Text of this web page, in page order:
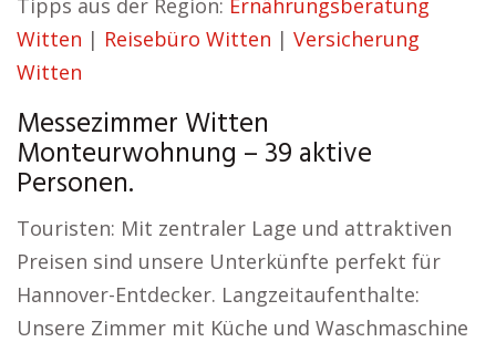
Tipps aus der Region: Ernährungsberatung
Witten | Reisebüro Witten | Versicherung
Witten
Messezimmer Witten
Monteurwohnung – 39 aktive
Personen.
Touristen: Mit zentraler Lage und attraktiven
Preisen sind unsere Unterkünfte perfekt für
Hannover-Entdecker. Langzeitaufenthalte:
Unsere Zimmer mit Küche und Waschmaschine